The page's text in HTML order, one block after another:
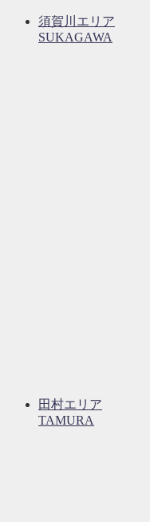
須賀川エリア
SUKAGAWA
田村エリア
TAMURA